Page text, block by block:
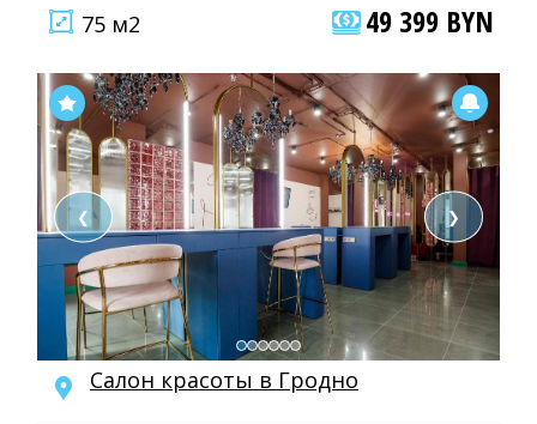
75 м2
49 399 BYN
❮ ❯
Салон красоты в Гродно